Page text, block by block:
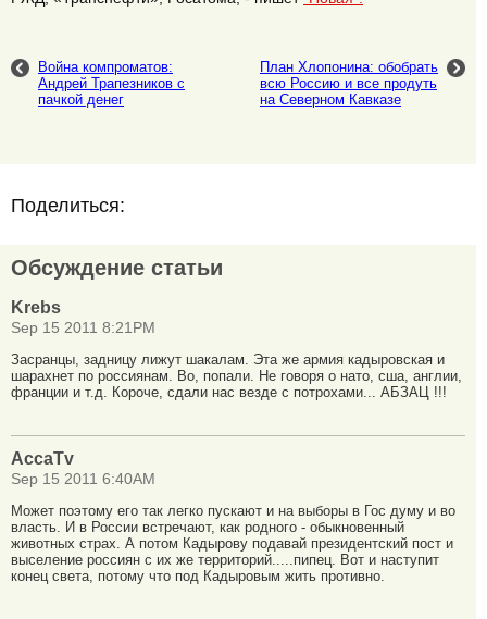
Война компроматов:
Андрей Трапезников с
пачкой денег
План Хлопонина: обобрать
всю Россию и все продуть
на Северном Кавказе
Поделиться:
Обсуждение статьи
Krebs
Sep 15 2011 8:21PM
Засранцы, задницу лижут шакалам. Эта же армия кадыровская и
шарахнет по россиянам. Во, попали. Не говоря о нато, сша, англии,
франции и т.д. Короче, сдали нас везде с потрохами... АБЗАЦ !!!
AccaTv
Sep 15 2011 6:40AM
Может поэтому его так легко пускают и на выборы в Гос думу и во
власть. И в России встречают, как родного - обыкновенный
животных страх. А потом Кадырову подавай президентский пост и
выселение россиян с их же территорий.....пипец. Вот и наступит
конец света, потому что под Кадыровым жить противно.